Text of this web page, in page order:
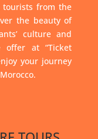
tourists from the
the beauty of
culture and
offer at “Ticket
your journey